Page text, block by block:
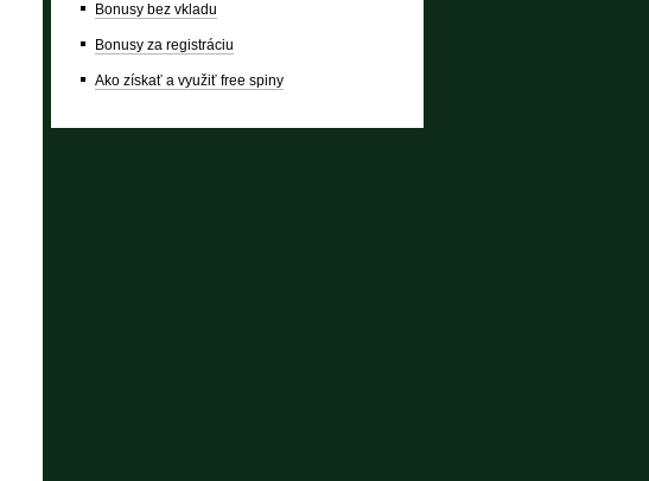
Bonusy bez vkladu
Bonusy za registráciu
Ako získať a využiť free spiny